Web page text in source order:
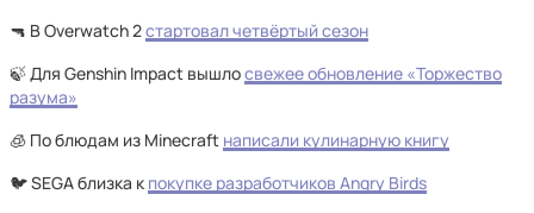
🔫 В Overwatch 2стартовал четвёртый сезон
🍃 Для Genshin Impact вышлосвежее обновление «Торжество
разума»
🧊 По блюдам из Minecraft написали кулинарную книгу
🐦 SEGA близка к покупке разработчиков Angry Birds